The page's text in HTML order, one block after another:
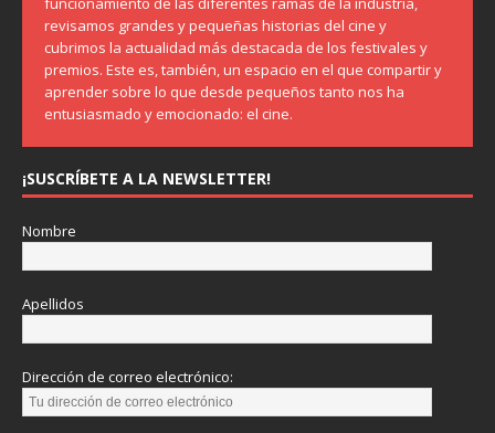
revisamos grandes y pequeñas historias del cine y
cubrimos la actualidad más destacada de los festivales y
premios. Este es, también, un espacio en el que compartir y
aprender sobre lo que desde pequeños tanto nos ha
entusiasmado y emocionado: el cine.
¡SUSCRÍBETE A LA NEWSLETTER!
Nombre
Apellidos
Dirección de correo electrónico: